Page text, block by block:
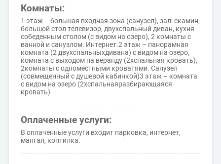
Комнаты:
1 этаж – большая входная зона (санузел), зал: скамин,
большой стол телевизор, двухспальный диван, кухня
собеденным столом (с видом на озеро), 2 комнаты с
ванной и санузлом. Интернет.2 этаж – панорамная
комната (2 двухспальныхдивана) с видом на озеро,
комната с выходом на веранду (2хспальная кровать),
2комнаты с одноместными кроватями. Санузел
(совмещенный с душевой кабинкой)3 этаж – комната
с видом на озеро (2хспальнаяразбирающаяся
кровать)
Оплаченные услуги:
В оплаченные услуги входит парковка, интернет,
мангал, коптилка.